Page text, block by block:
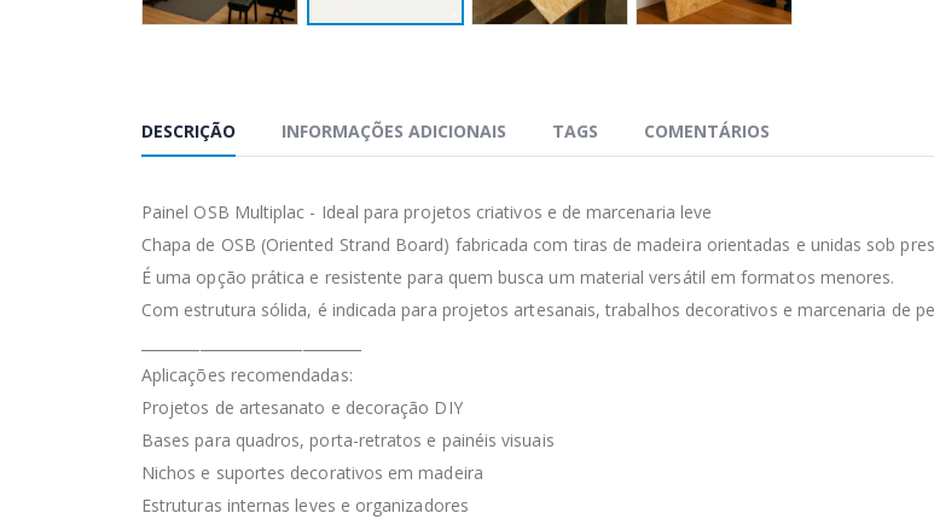
DESCRIÇÃO INFORMAÇÕES ADICIONAIS TAGS COMENTÁRIOS
Painel OSB Multiplac - Ideal para projetos criativos e de marcenaria leve
Chapa de OSB (Oriented Strand Board) fabricada com tiras de madeira orientadas e unidas sob
É uma opção prática e resistente para quem busca um material versátil em formatos menores.
Com estrutura sólida, é indicada para projetos artesanais, trabalhos decorativos e marcenaria de
Aplicações recomendadas:
Projetos de artesanato e decoração DIY
Bases para quadros, porta-retratos e painéis visuais
Nichos e suportes decorativos em madeira
Estruturas internas leves e organizadores